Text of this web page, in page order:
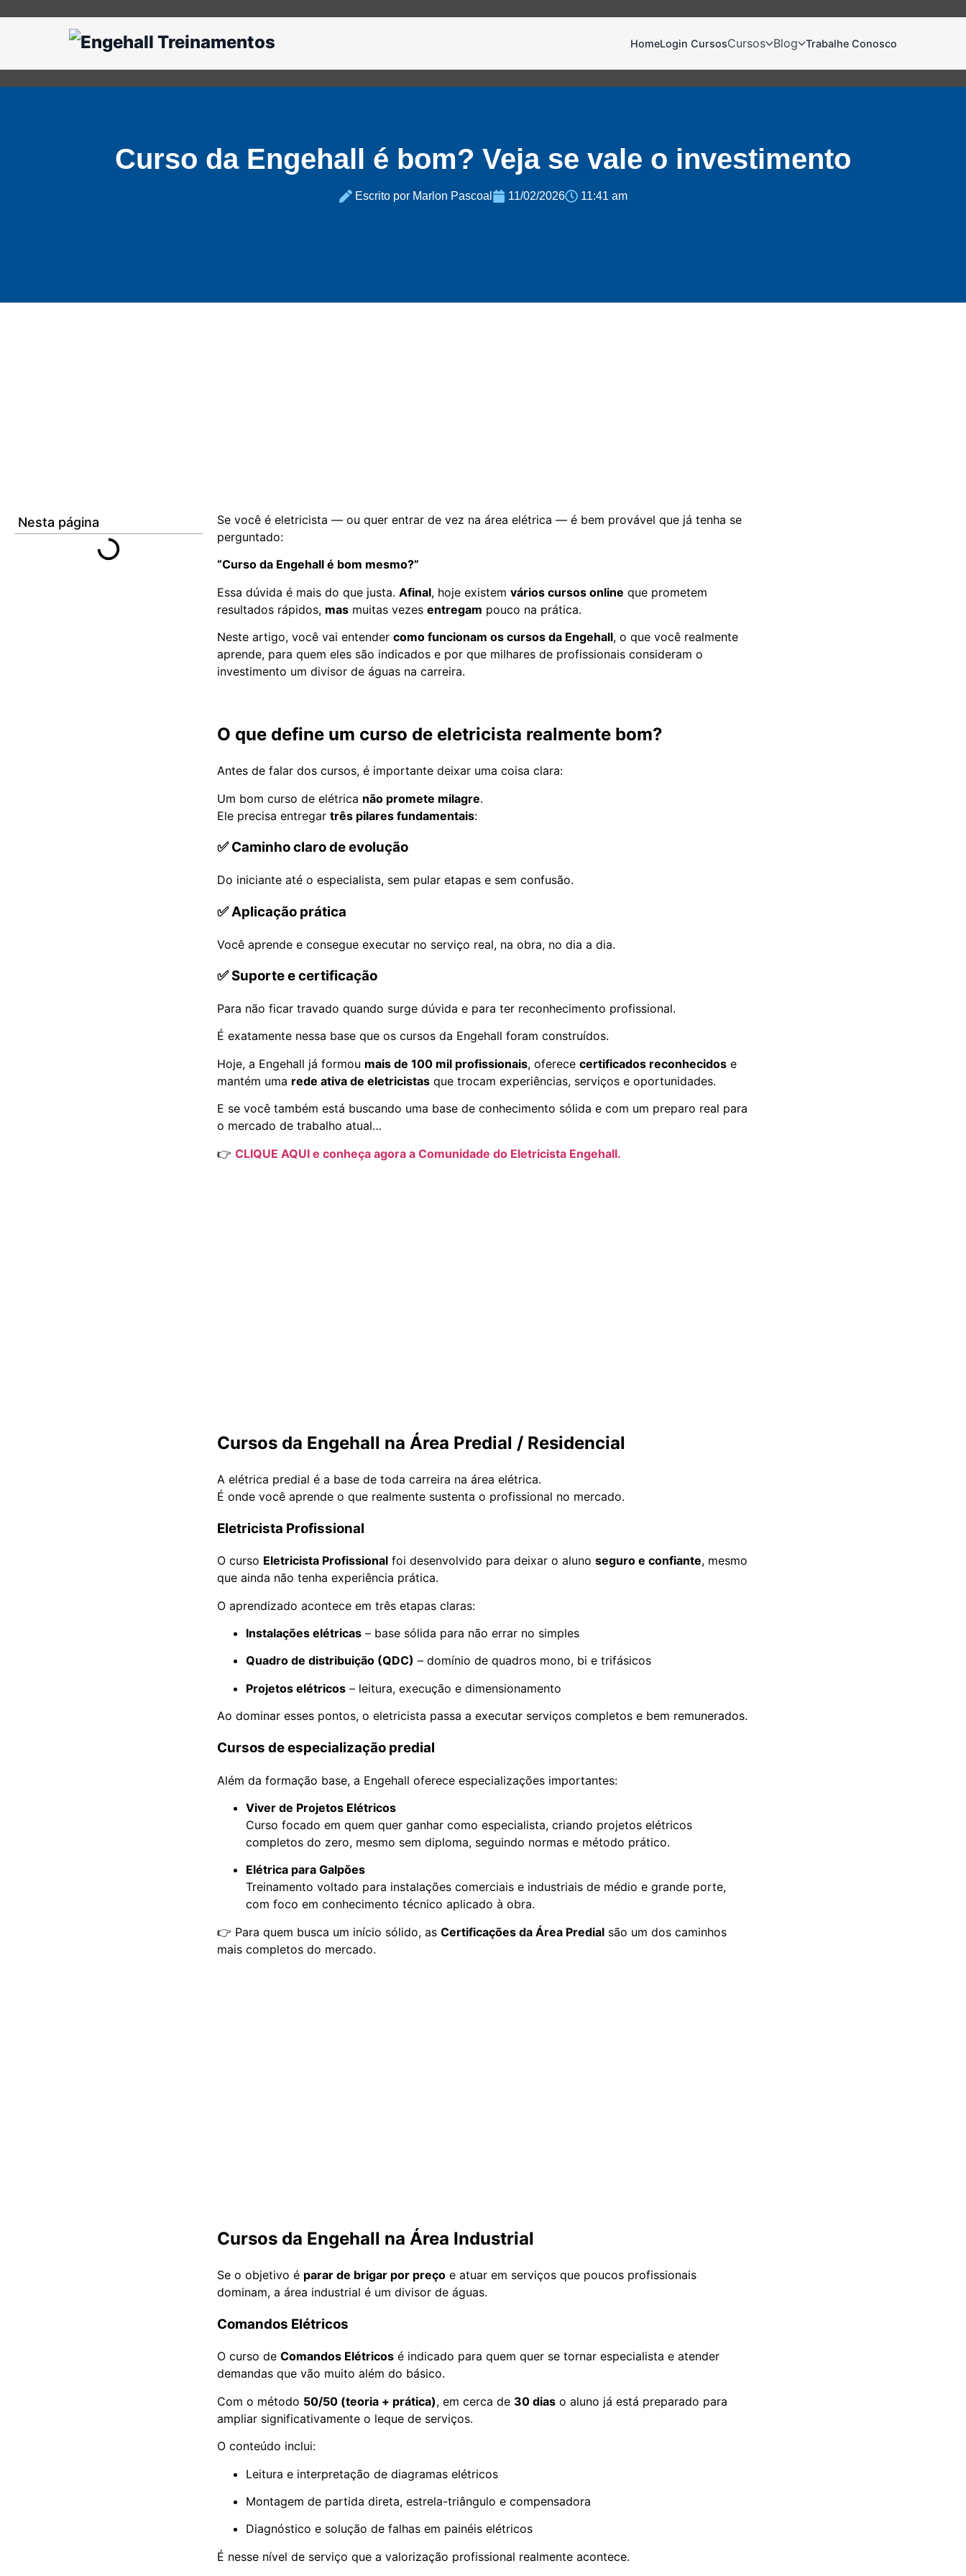
HomeLogin CursosCursos Blog Trabalhe Conosco
Curso da Engehall é bom? Veja se vale o investimento
Escrito por Marlon Pascoal 11/02/2026 11:41 am
Nesta página
Se você é eletricista — ou quer entrar de vez na área elétrica — é bem provável que já tenha se
perguntado:
“Curso da Engehall é bom mesmo?”
Essa dúvida é mais do que justa.Afinal, hoje existemvários cursos online que prometem
resultados rápidos, mas muitas vezesentregam pouco na prática.
Neste artigo, você vai entendercomo funcionam os cursos da Engehall, o que você realmente
aprende, para quem eles são indicados e por que milhares de profissionais consideram o
investimento um divisor de águas na carreira.
O que define um curso de eletricista realmente bom?
Antes de falar dos cursos, é importante deixar uma coisa clara:
Um bom curso de elétrica não promete milagre.
Ele precisa entregartrês pilares fundamentais:
✅ Caminho claro de evolução
Do iniciante até o especialista, sem pular etapas e sem confusão.
✅ Aplicação prática
Você aprende e consegue executar no serviço real, na obra, no dia a dia.
✅ Suporte e certificação
Para não ficar travado quando surge dúvida e para ter reconhecimento profissional.
É exatamente nessa base que os cursos da Engehall foram construídos.
Hoje, a Engehall já formou mais de 100 mil profissionais, oferececertificados reconhecidos e
mantém uma rede ativa de eletricistas que trocam experiências, serviços e oportunidades.
E se você também está buscando uma base de conhecimento sólida e com um preparo real para
o mercado de trabalho atual…
👉CLIQUE AQUI e conheça agora a Comunidade do Eletricista Engehall.
Cursos da Engehall na Área Predial / Residencial
A elétrica predial é a base de toda carreira na área elétrica.
É onde você aprende o que realmente sustenta o profissional no mercado.
Eletricista Profissional
O curso Eletricista Profissional foi desenvolvido para deixar o alunoseguro e confiante, mesmo
que ainda não tenha experiência prática.
O aprendizado acontece em três etapas claras:
Instalações elétricas – base sólida para não errar no simples
Quadro de distribuição (QDC) – domínio de quadros mono, bi e trifásicos
Projetos elétricos – leitura, execução e dimensionamento
Ao dominar esses pontos, o eletricista passa a executar serviços completos e bem remunerados.
Cursos de especialização predial
Além da formação base, a Engehall oferece especializações importantes:
Viver de Projetos Elétricos
Curso focado em quem quer ganhar como especialista, criando projetos elétricos
completos do zero, mesmo sem diploma, seguindo normas e método prático.
Elétrica para Galpões
Treinamento voltado para instalações comerciais e industriais de médio e grande porte,
com foco em conhecimento técnico aplicado à obra.
👉 Para quem busca um início sólido, asCertificações da Área Predial são um dos caminhos
mais completos do mercado.
Cursos da Engehall na Área Industrial
Se o objetivo é parar de brigar por preço e atuar em serviços que poucos profissionais
dominam, a área industrial é um divisor de águas.
Comandos Elétricos
O curso deComandos Elétricos é indicado para quem quer se tornar especialista e atender
demandas que vão muito além do básico.
Com o método 50/50 (teoria + prática), em cerca de 30 dias o aluno já está preparado para
ampliar significativamente o leque de serviços.
O conteúdo inclui:
Leitura e interpretação de diagramas elétricos
Montagem de partida direta, estrela-triângulo e compensadora
Diagnóstico e solução de falhas em painéis elétricos
É nesse nível de serviço que a valorização profissional realmente acontece.